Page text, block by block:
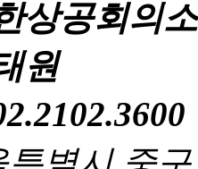
상공회의소
원